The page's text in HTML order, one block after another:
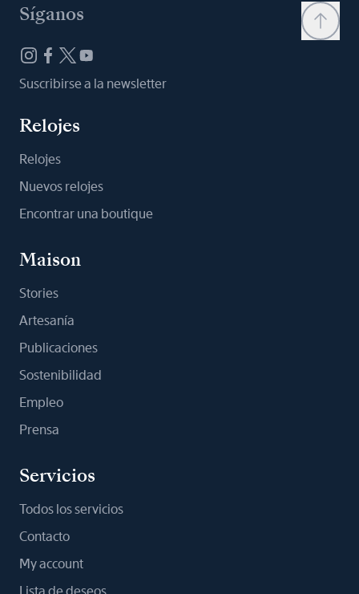
Síganos
Suscribirse a la newsletter
Relojes
Relojes
Nuevos relojes
Encontrar una boutique
Maison
Stories
Artesanía
Publicaciones
Sostenibilidad
Empleo
Prensa
Servicios
Todos los servicios
Contacto
My account